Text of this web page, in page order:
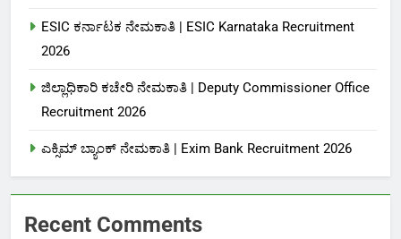
ESIC ಕರ್ನಾಟಕ ನೇಮಕಾತಿ | ESIC Karnataka Recruitment
2026
ಜಿಲ್ಲಾಧಿಕಾರಿ ಕಚೇರಿ ನೇಮಕಾತಿ | Deputy Commissioner Office
Recruitment 2026
ಎಕ್ಸಿಮ್ ಬ್ಯಾಂಕ್ ನೇಮಕಾತಿ |‌ Exim Bank Recruitment 2026
Recent Comments